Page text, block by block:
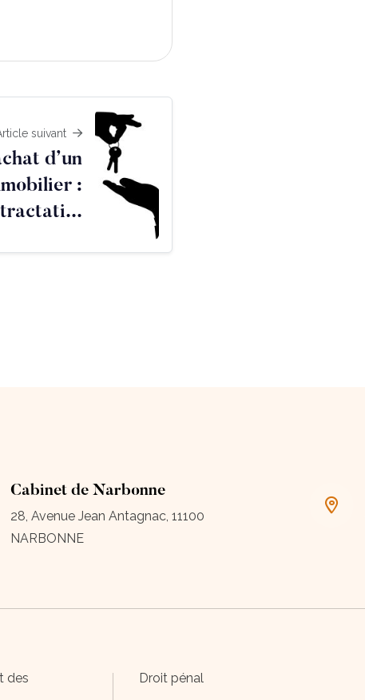
suivant
d’un
:
Cabinet de Narbonne
28, Avenue Jean Antagnac, 11100
NARBONNE
des
Droit pénal